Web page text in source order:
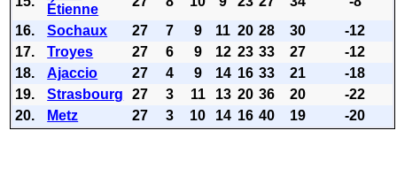
Étienne
16.
Sochaux 27 7 9 11 20 28 30
-12
17.
Troyes 27 6 9 12 23 33 27
-12
18.
Ajaccio 27 4 9 14 16 33 21
-18
19.
Strasbourg 27 3 11 13 20 36 20
-22
20.
Metz 27 3 10 14 16 40 19 -20